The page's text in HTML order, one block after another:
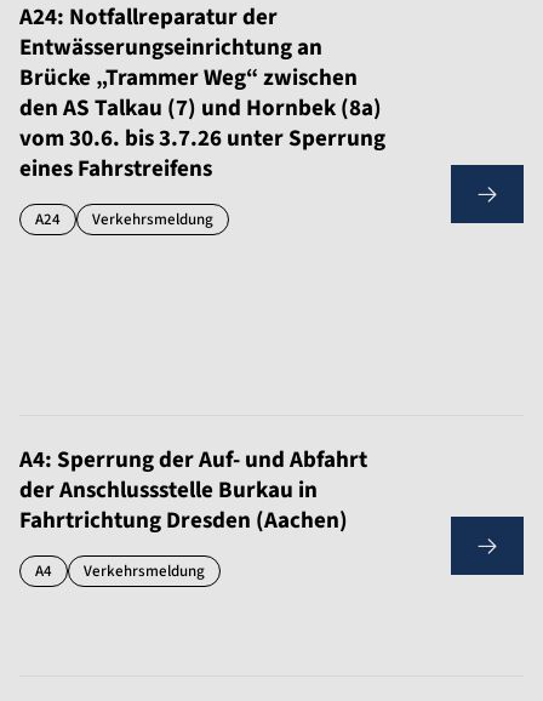
A24: Notfallreparatur der
Entwässerungseinrichtung an
Brücke „Trammer Weg“ zwischen
den AS Talkau (7) und Hornbek (8a)
vom 30.6. bis 3.7.26 unter Sperrung
eines Fahrstreifens
A24 Verkehrsmeldung
A4: Sperrung der Auf- und Abfahrt
der Anschlussstelle Burkau in
Fahrtrichtung Dresden (Aachen)
A4 Verkehrsmeldung